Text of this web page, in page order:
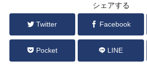
シェアする
Twitter Facebook
Pocket LINE